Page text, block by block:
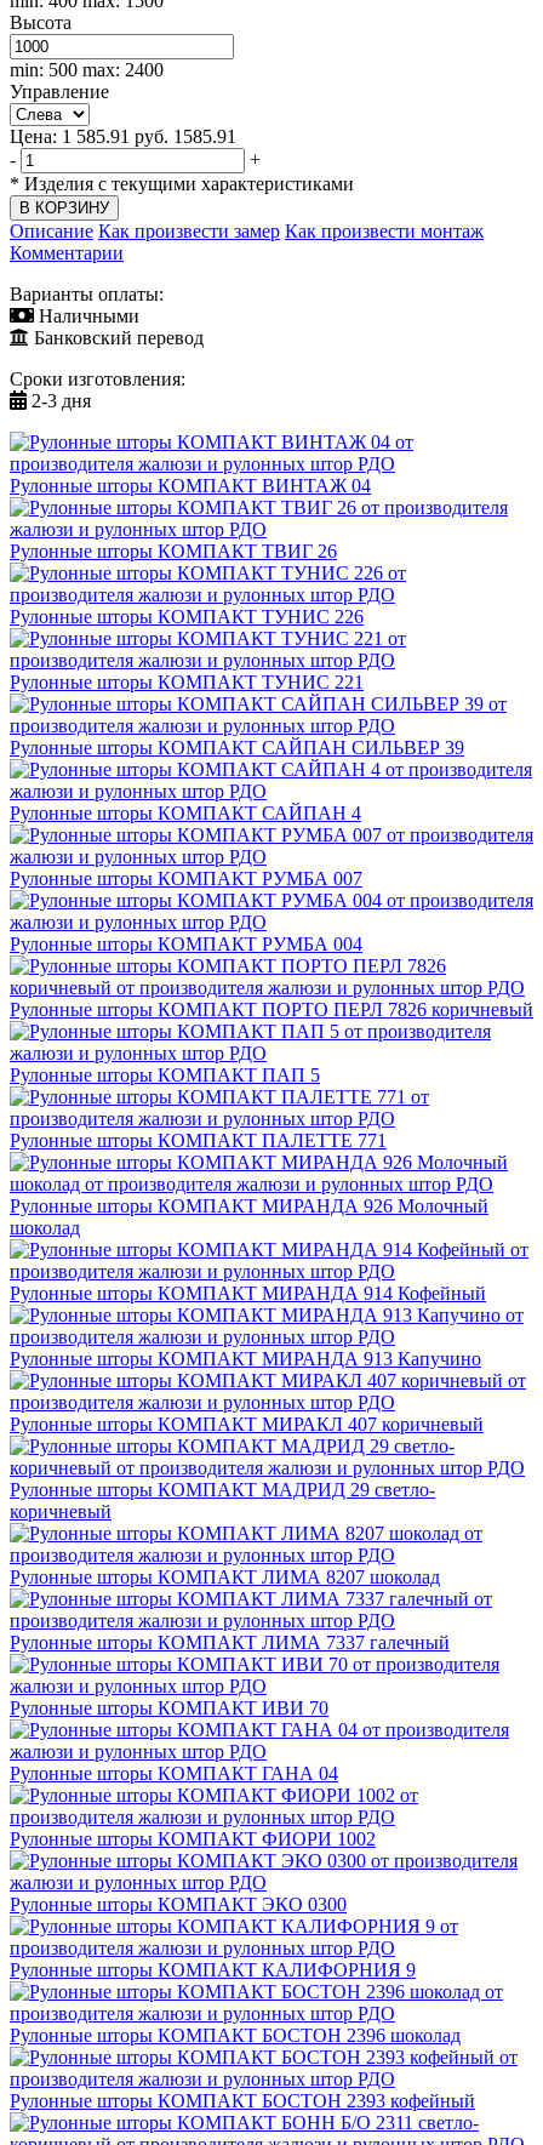
Высота
min: 500 max: 2400
Управление
Цена: 1 585.91 руб. 1585.91
-
+
* Изделия с текущими характеристиками
Описание Как произвести замер Как произвести монтаж
Комментарии
Варианты оплаты:
Наличными
Банковский перевод
Сроки изготовления:
2-3 дня
Рулонные шторы КОМПАКТ ВИНТАЖ 04
Рулонные шторы КОМПАКТ ТВИГ 26
Рулонные шторы КОМПАКТ ТУНИС 226
Рулонные шторы КОМПАКТ ТУНИС 221
Рулонные шторы КОМПАКТ САЙПАН СИЛЬВЕР 39
Рулонные шторы КОМПАКТ САЙПАН 4
Рулонные шторы КОМПАКТ РУМБА 007
Рулонные шторы КОМПАКТ РУМБА 004
Рулонные шторы КОМПАКТ ПОРТО ПЕРЛ 7826 коричневый
Рулонные шторы КОМПАКТ ПАП 5
Рулонные шторы КОМПАКТ ПАЛЕТТЕ 771
Рулонные шторы КОМПАКТ МИРАНДА 926 Молочный
шоколад
Рулонные шторы КОМПАКТ МИРАНДА 914 Кофейный
Рулонные шторы КОМПАКТ МИРАНДА 913 Капучино
Рулонные шторы КОМПАКТ МИРАКЛ 407 коричневый
Рулонные шторы КОМПАКТ МАДРИД 29 светло-
коричневый
Рулонные шторы КОМПАКТ ЛИМА 8207 шоколад
Рулонные шторы КОМПАКТ ЛИМА 7337 галечный
Рулонные шторы КОМПАКТ ИВИ 70
Рулонные шторы КОМПАКТ ГАНА 04
Рулонные шторы КОМПАКТ ФИОРИ 1002
Рулонные шторы КОМПАКТ ЭКО 0300
Рулонные шторы КОМПАКТ КАЛИФОРНИЯ 9
Рулонные шторы КОМПАКТ БОСТОН 2396 шоколад
Рулонные шторы КОМПАКТ БОСТОН 2393 кофейный